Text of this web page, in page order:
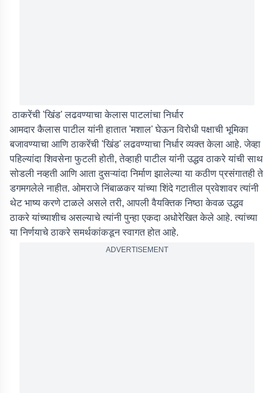
ठाकरेंची 'खिंड' लढवण्याचा केलास पाटलांचा निर्धार
आमदार कैलास पाटील यांनी हातात 'मशाल' घेऊन विरोधी पक्षाची भूमिका
बजावण्याचा आणि ठाकरेंची 'खिंड' लढवण्याचा निर्धार व्यक्त केला आहे. जेव्हा
पहिल्यांदा शिवसेना फुटली होती, तेव्हाही पाटील यांनी उद्धव ठाकरे यांची साथ
सोडली नव्हती आणि आता दुसऱ्यांदा निर्माण झालेल्या या कठीण प्रसंगातही ते
डगमगलेले नाहीत. ओमराजे निंबाळकर यांच्या शिंदे गटातील प्रवेशावर त्यांनी
थेट भाष्य करणे टाळले असले तरी, आपली वैयक्तिक निष्ठा केवळ उद्धव
ठाकरे यांच्याशीच असल्याचे त्यांनी पुन्हा एकदा अधोरेखित केले आहे. त्यांच्या
या निर्णयाचे ठाकरे समर्थकांकडून स्वागत होत आहे.
ADVERTISEMENT